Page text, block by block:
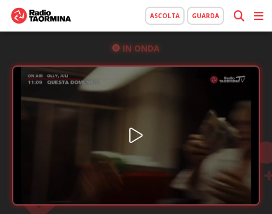
ASCOLTA GUARDA
IN ONDA